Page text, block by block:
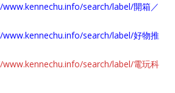
search/label/開箱／
search/label/好物推
search/label/電玩科